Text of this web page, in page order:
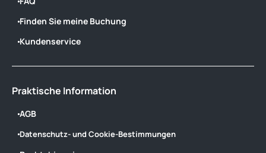
Finden Sie meine Buchung
Kundenservice
Praktische Information
AGB
Datenschutz- und Cookie-Bestimmungen